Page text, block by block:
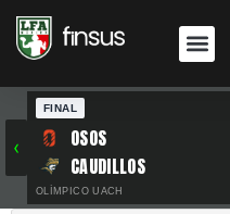
‹
FINAL
OSOS
CAUDILLOS
OLÍMPICO UACH